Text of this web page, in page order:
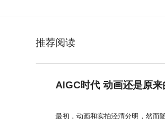
推荐阅读
AIGC时代 动画还是原
最初，动画和实拍泾渭分明，然而